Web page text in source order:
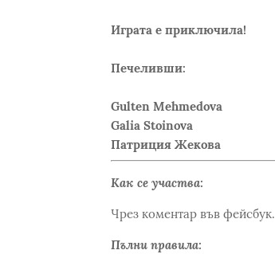
Играта е приключила!
Печеливши:
Gulten Mehmedova
Galia Stoinova
Патриция Жекова
Как се участва:
Чрез коментар във фейсбук.
Пълни правила: